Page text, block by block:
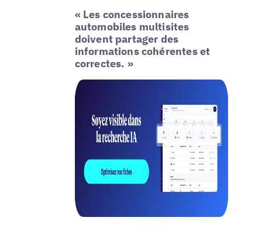
« Les concessionnaires
automobiles multisites
doivent partager des
informations cohérentes et
correctes. »